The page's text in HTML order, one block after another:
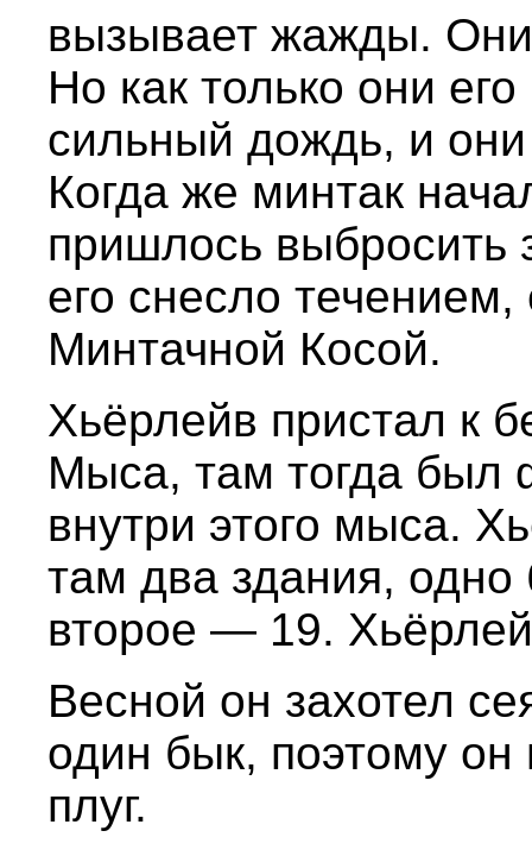
вызывает жажды.
Но как только они
сильный дождь, и
Когда же минтак
пришлось выбросить
его снесло
Минтачной Косой.
Хьёрлейв пристал к
Мыса, там тогда был
внутри этого мыса.
там два здания,
второе — 19.
Весной он захотел
один бык, поэтому он
плуг.